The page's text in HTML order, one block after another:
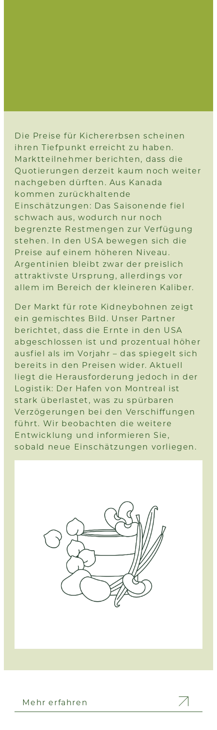
Die Preise für Kichererbsen scheinen
ihren Tiefpunkt erreicht zu haben.
Marktteilnehmer berichten, dass die
Quotierungen derzeit kaum noch weiter
nachgeben dürften. Aus Kanada
kommen zurückhaltende
Einschätzungen: Das Saisonende fiel
schwach aus, wodurch nur noch
begrenzte Restmengen zur Verfügung
stehen. In den USA bewegen sich die
Preise auf einem höheren Niveau.
Argentinien bleibt zwar der preislich
attraktivste Ursprung, allerdings vor
allem im Bereich der kleineren Kaliber.
Der Markt für rote Kidneybohnen zeigt
ein gemischtes Bild. Unser Partner
berichtet, dass die Ernte in den USA
abgeschlossen ist und prozentual höher
ausfiel als im Vorjahr – das spiegelt sich
bereits in den Preisen wider. Aktuell
liegt die Herausforderung jedoch in der
Logistik: Der Hafen von Montreal ist
stark überlastet, was zu spürbaren
Verzögerungen bei den Verschiffungen
führt. Wir beobachten die weitere
Entwicklung und informieren Sie,
sobald neue Einschätzungen vorliegen.
Mehr erfahren